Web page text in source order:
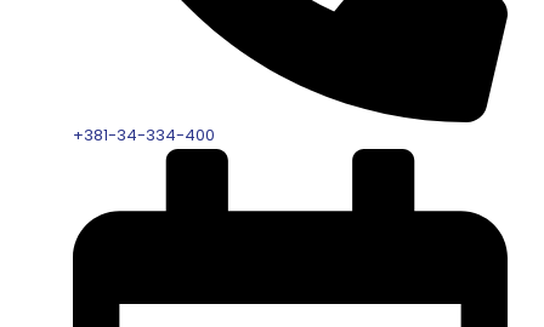
+381-34-334-400